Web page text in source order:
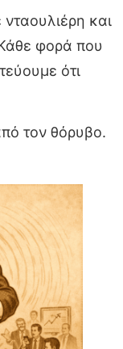
και
φορά που
ότι
τον θόρυβο.